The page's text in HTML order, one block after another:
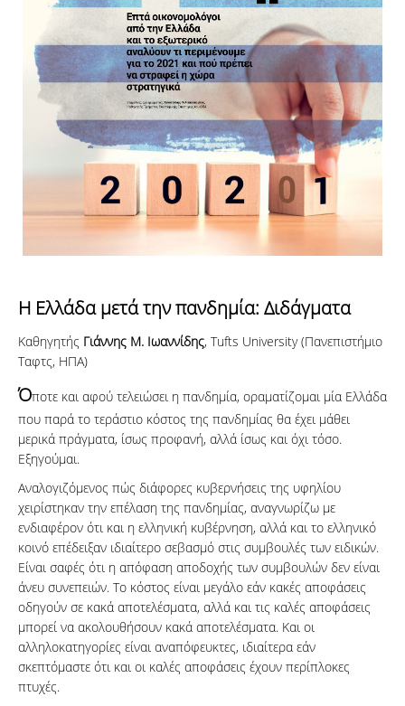
Η Ελλάδα μετά την πανδημία: Διδάγματα
Καθηγητής Γιάννης Μ. Ιωαννίδης, Tufts University (Πανεπιστήμιο
Ταφτς, ΗΠΑ)
Όποτε και αφού τελειώσει η πανδημία, οραματίζομαι μία Ελλάδα
που παρά το τεράστιο κόστος της πανδημίας θα έχει μάθει
μερικά πράγματα, ίσως προφανή, αλλά ίσως και όχι τόσο.
Εξηγούμαι.
Αναλογιζόμενος πώς διάφορες κυβερνήσεις της υφηλίου
χειρίστηκαν την επέλαση της πανδημίας, αναγνωρίζω με
ενδιαφέρον ότι και η ελληνική κυβέρνηση, αλλά και το ελληνικό
κοινό επέδειξαν ιδιαίτερο σεβασμό στις συμβουλές των ειδικών.
Είναι σαφές ότι η απόφαση αποδοχής των συμβουλών δεν είναι
άνευ συνεπειών. Το κόστος είναι μεγάλο εάν κακές αποφάσεις
οδηγούν σε κακά αποτελέσματα, αλλά και τις καλές αποφάσεις
μπορεί να ακολουθήσουν κακά αποτελέσματα. Και οι
αλληλοκατηγορίες είναι αναπόφευκτες, ιδιαίτερα εάν
σκεπτόμαστε ότι και οι καλές αποφάσεις έχουν περίπλοκες
πτυχές.